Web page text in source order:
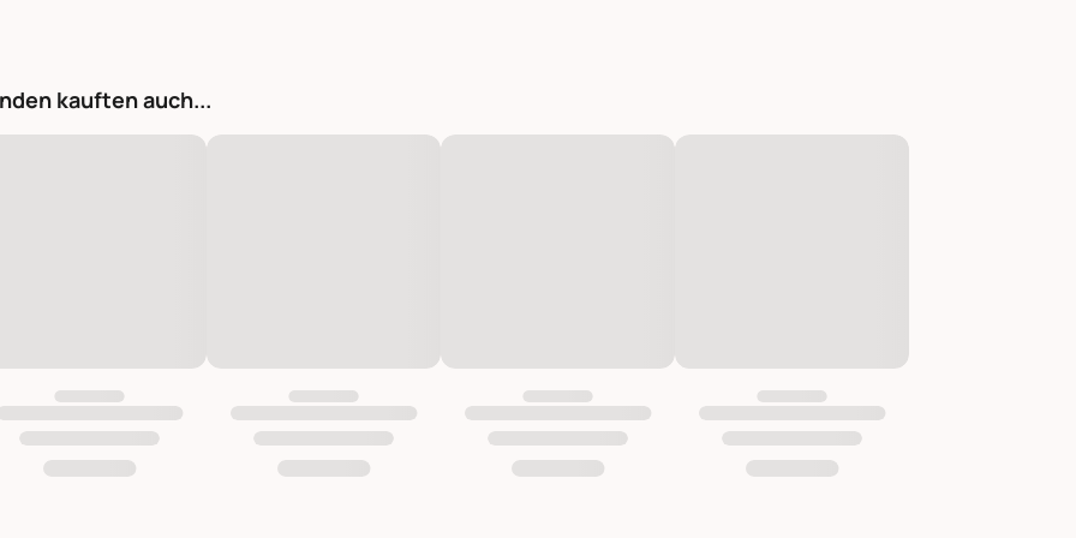
Kuscheltier Lama Salha weiss
kauften auch...